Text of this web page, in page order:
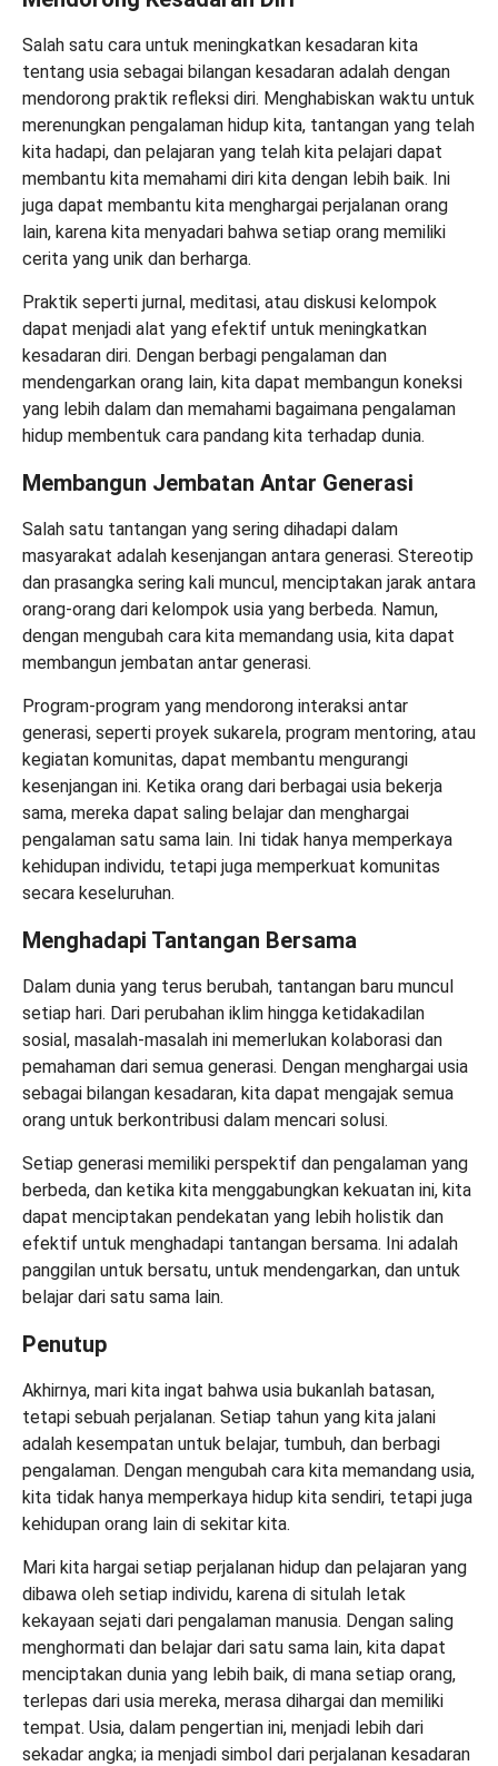
Salah satu cara untuk meningkatkan kesadaran kita
tentang usia sebagai bilangan kesadaran adalah dengan
mendorong praktik refleksi diri. Menghabiskan waktu untuk
merenungkan pengalaman hidup kita, tantangan yang telah
kita hadapi, dan pelajaran yang telah kita pelajari dapat
membantu kita memahami diri kita dengan lebih baik. Ini
juga dapat membantu kita menghargai perjalanan orang
lain, karena kita menyadari bahwa setiap orang memiliki
cerita yang unik dan berharga.
Praktik seperti jurnal, meditasi, atau diskusi kelompok
dapat menjadi alat yang efektif untuk meningkatkan
kesadaran diri. Dengan berbagi pengalaman dan
mendengarkan orang lain, kita dapat membangun koneksi
yang lebih dalam dan memahami bagaimana pengalaman
hidup membentuk cara pandang kita terhadap dunia.
Membangun Jembatan Antar Generasi
Salah satu tantangan yang sering dihadapi dalam
masyarakat adalah kesenjangan antara generasi. Stereotip
dan prasangka sering kali muncul, menciptakan jarak antara
orang-orang dari kelompok usia yang berbeda. Namun,
dengan mengubah cara kita memandang usia, kita dapat
membangun jembatan antar generasi.
Program-program yang mendorong interaksi antar
generasi, seperti proyek sukarela, program mentoring, atau
kegiatan komunitas, dapat membantu mengurangi
kesenjangan ini. Ketika orang dari berbagai usia bekerja
sama, mereka dapat saling belajar dan menghargai
pengalaman satu sama lain. Ini tidak hanya memperkaya
kehidupan individu, tetapi juga memperkuat komunitas
secara keseluruhan.
Menghadapi Tantangan Bersama
Dalam dunia yang terus berubah, tantangan baru muncul
setiap hari. Dari perubahan iklim hingga ketidakadilan
sosial, masalah-masalah ini memerlukan kolaborasi dan
pemahaman dari semua generasi. Dengan menghargai usia
sebagai bilangan kesadaran, kita dapat mengajak semua
orang untuk berkontribusi dalam mencari solusi.
Setiap generasi memiliki perspektif dan pengalaman yang
berbeda, dan ketika kita menggabungkan kekuatan ini, kita
dapat menciptakan pendekatan yang lebih holistik dan
efektif untuk menghadapi tantangan bersama. Ini adalah
panggilan untuk bersatu, untuk mendengarkan, dan untuk
belajar dari satu sama lain.
Penutup
Akhirnya, mari kita ingat bahwa usia bukanlah batasan,
tetapi sebuah perjalanan. Setiap tahun yang kita jalani
adalah kesempatan untuk belajar, tumbuh, dan berbagi
pengalaman. Dengan mengubah cara kita memandang usia,
kita tidak hanya memperkaya hidup kita sendiri, tetapi juga
kehidupan orang lain di sekitar kita.
Mari kita hargai setiap perjalanan hidup dan pelajaran yang
dibawa oleh setiap individu, karena di situlah letak
kekayaan sejati dari pengalaman manusia. Dengan saling
menghormati dan belajar dari satu sama lain, kita dapat
menciptakan dunia yang lebih baik, di mana setiap orang,
terlepas dari usia mereka, merasa dihargai dan memiliki
tempat. Usia, dalam pengertian ini, menjadi lebih dari
sekadar angka; ia menjadi simbol dari perjalanan kesadaran